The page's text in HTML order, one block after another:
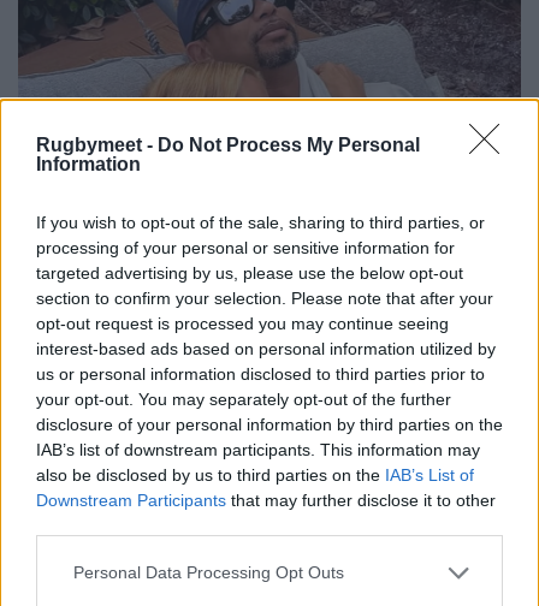
Rugbymeet - Do Not Process My Personal
Information
If you wish to opt-out of the sale, sharing to third parties, or
processing of your personal or sensitive information for
targeted advertising by us, please use the below opt-out
section to confirm your selection. Please note that after your
opt-out request is processed you may continue seeing
interest-based ads based on personal information utilized by
us or personal information disclosed to third parties prior to
your opt-out. You may separately opt-out of the further
disclosure of your personal information by third parties on the
IAB’s list of downstream participants. This information may
also be disclosed by us to third parties on the IAB’s List of
Downstream Participants that may further disclose it to other
Personal Data Processing Opt Outs